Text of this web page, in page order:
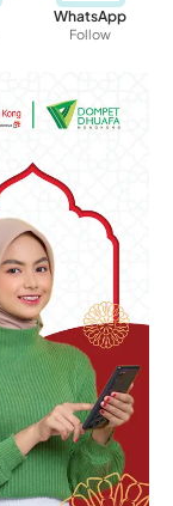
WhatsApp
Follow